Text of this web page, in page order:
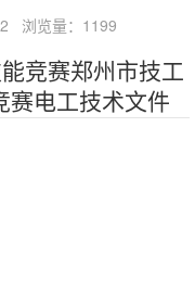
浏览量： 1199
竞赛郑州市技工
赛电工技术文件